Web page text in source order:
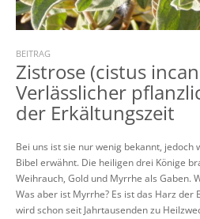
BEITRAG
Zistrose (cistus
Verlässlicher
der Erkältungszeit
Bei uns ist sie nur wenig bekannt, jedoch
Bibel erwähnt. Die heiligen drei Könige
Weihrauch, Gold und Myrrhe als Gaben.
Was aber ist Myrrhe? Es ist das Harz der
wird schon seit Jahrtausenden zu